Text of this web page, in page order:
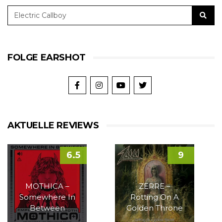
FOLGE EARSHOT
AKTUELLE REVIEWS
MOTHICA –
Somewhere In
Between
6.5
ZERRE –
Rotting On A
Golden Throne
9